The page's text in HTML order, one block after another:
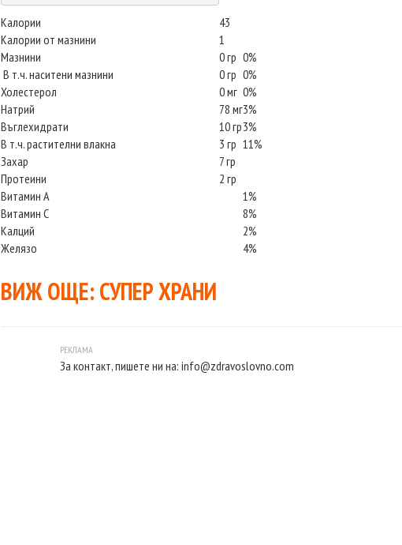
Калории
43
Калории от мазнини
1
Мазнини
0 гр 0%
В т.ч. наситени мазнини
0 гр 0%
Холестерол
0 мг 0%
Натрий
78 мг3%
Въглехидрати
10 гр3%
В т.ч. растителни влакна
3 гр 11%
Захар
7 гр
Протеини
2 гр
Витамин А
1%
Витамин С
8%
Калций
2%
Желязо
4%
ВИЖ ОЩЕ: СУПЕР ХРАНИ
За контакт, пишете ни на: info@zdravoslovno.com